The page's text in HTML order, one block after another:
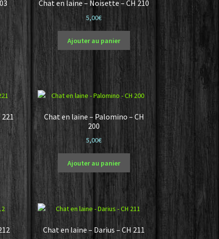
Chat en laine – Noisette – CH 210
5,00€
Ajouter au panier
Chat en laine – Palomino – CH
200
5,00€
Ajouter au panier
Chat en laine – Darius – CH 211